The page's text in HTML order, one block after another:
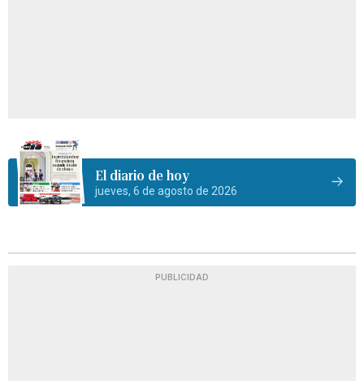
El diario de hoy
jueves, 6 de agosto de 2026
PUBLICIDAD